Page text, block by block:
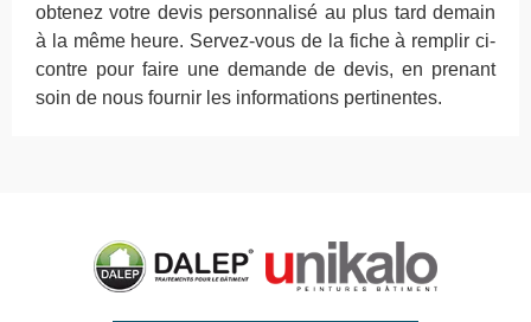
obtenez votre devis personnalisé au plus tard demain
à la même heure. Servez-vous de la fiche à remplir ci-
contre pour faire une demande de devis, en prenant
soin de nous fournir les informations pertinentes.